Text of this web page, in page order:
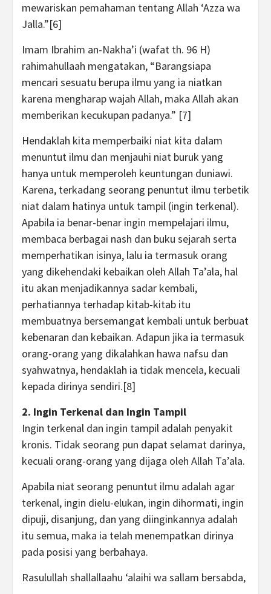
mewariskan pemahaman tentang Allah ‘Azza wa
Jalla.”[6]
Imam Ibrahim an-Nakha’i (wafat th. 96 H)
rahimahullaah mengatakan, “Barangsiapa
mencari sesuatu berupa ilmu yang ia niatkan
karena mengharap wajah Allah, maka Allah akan
memberikan kecukupan padanya.” [7]
Hendaklah kita memperbaiki niat kita dalam
menuntut ilmu dan menjauhi niat buruk yang
hanya untuk memperoleh keuntungan duniawi.
Karena, terkadang seorang penuntut ilmu terbetik
niat dalam hatinya untuk tampil (ingin terkenal).
Apabila ia benar-benar ingin mempelajari ilmu,
membaca berbagai nash dan buku sejarah serta
memperhatikan isinya, lalu ia termasuk orang
yang dikehendaki kebaikan oleh Allah Ta’ala, hal
itu akan menjadikannya sadar kembali,
perhatiannya terhadap kitab-kitab itu
membuatnya bersemangat kembali untuk berbuat
kebenaran dan kebaikan. Adapun jika ia termasuk
orang-orang yang dikalahkan hawa nafsu dan
syahwatnya, hendaklah ia tidak mencela, kecuali
kepada dirinya sendiri.[8]
2. Ingin Terkenal dan Ingin Tampil
Ingin terkenal dan ingin tampil adalah penyakit
kronis. Tidak seorang pun dapat selamat darinya,
kecuali orang-orang yang dijaga oleh Allah Ta’ala.
Apabila niat seorang penuntut ilmu adalah agar
terkenal, ingin dielu-elukan, ingin dihormati, ingin
dipuji, disanjung, dan yang diinginkannya adalah
itu semua, maka ia telah menempatkan dirinya
pada posisi yang berbahaya.
Rasulullah shallallaahu ‘alaihi wa sallam bersabda,